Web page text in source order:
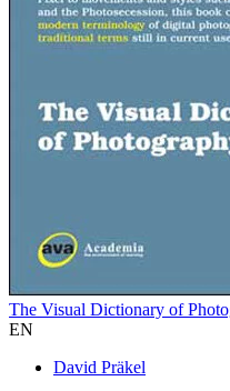
The Visual Dictionary of
EN
David Präkel